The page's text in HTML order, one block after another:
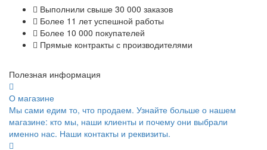
Выполнили свыше 30 000 заказов
Более 11 лет успешной работы
Более 10 000 покупателей
Прямые контракты с производителями
Полезная информация
О магазине
Мы сами едим то, что продаем. Узнайте больше о нашем
магазине: кто мы, наши клиенты и почему они выбрали
именно нас. Наши контакты и реквизиты.